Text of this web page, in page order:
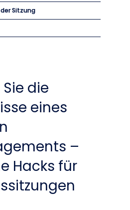
Sitzung
die
eines
–
Hacks für